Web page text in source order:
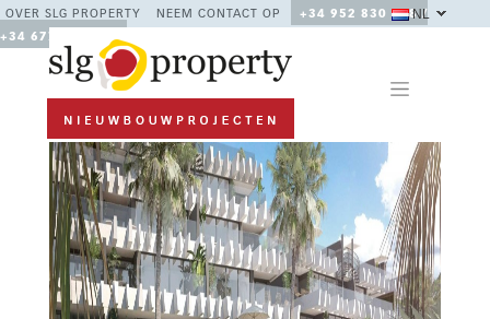
OVER SLG PROPERTY NEEM CONTACT OP
+34 952 830 378 /
+34 677 670 480
NL